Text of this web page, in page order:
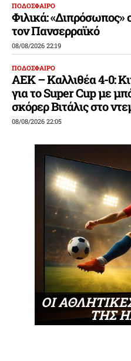
ΠΟΔΟΣΦΑΙΡΟ
Φιλικά: «Διπρόσωπος»
τον Πανσερραϊκό
08/08/2026 22:19
ΠΟΔΟΣΦΑΙΡΟ
ΑΕΚ – Καλλιθέα 4-0:
για το Super Cup με
σκόρερ Βιτάλις στο
08/08/2026 22:05
ΟΙ
ΤΗΣ